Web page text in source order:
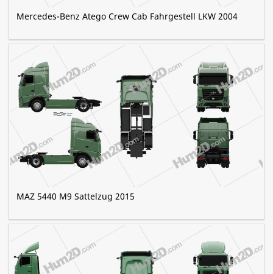
Mercedes-Benz Atego Crew Cab Fahrgestell LKW 2004
MAZ 5440 M9 Sattelzug 2015